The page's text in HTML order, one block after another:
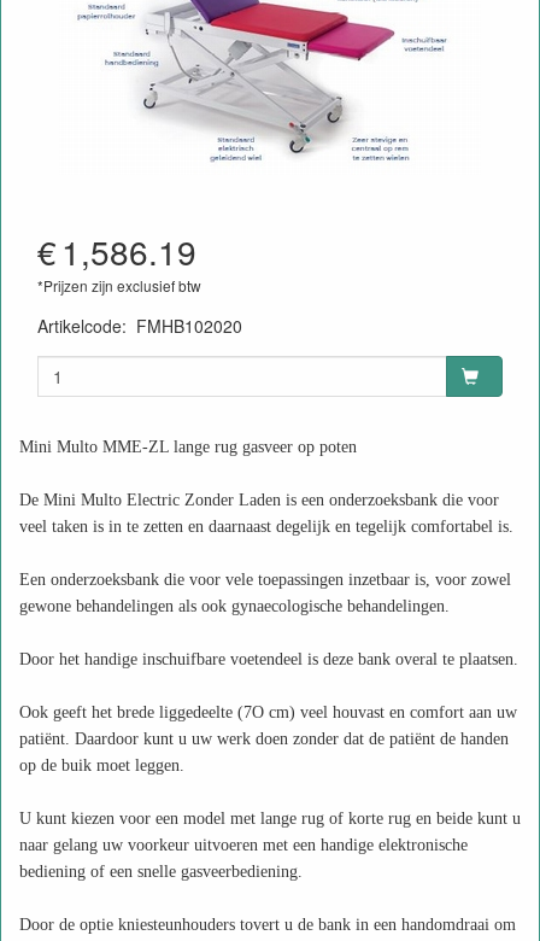
€1,586.19
*Prijzen zijn exclusief btw
Artikelcode: FMHB102020
Mini Multo MME-ZL lange rug gasveer op poten
De Mini Multo Electric Zonder Laden is een onderzoeksbank die voor
veel taken is in te zetten en daarnaast degelijk en tegelijk comfortabel is.
Een onderzoeksbank die voor vele toepassingen inzetbaar is, voor zowel
gewone behandelingen als ook gynaecologische behandelingen.
Door het handige inschuifbare voetendeel is deze bank overal te plaatsen.
Ook geeft het brede liggedeelte (7O cm) veel houvast en comfort aan uw
patiënt. Daardoor kunt u uw werk doen zonder dat de patiënt de handen
op de buik moet leggen.
U kunt kiezen voor een model met lange rug of korte rug en beide kunt u
naar gelang uw voorkeur uitvoeren met een handige elektronische
bediening of een snelle gasveerbediening.
Door de optie kniesteunhouders tovert u de bank in een handomdraai om